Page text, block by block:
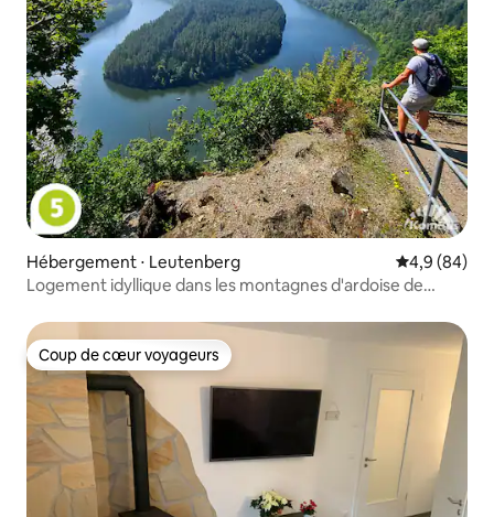
Hébergement ⋅ Leutenberg Évaluation
4,9 (84)
Logement idyllique dans les montagnes d'ardoise de
Coup de cœur voyageurs
Coup de cœur voyageurs